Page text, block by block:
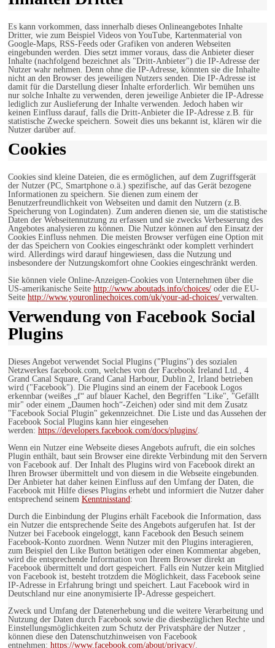
Es kann vorkommen, dass innerhalb dieses Onlineangebotes Inhalte
Dritter, wie zum Beispiel Videos von YouTube, Kartenmaterial von
Google-Maps, RSS-Feeds oder Grafiken von anderen Webseiten
eingebunden werden. Dies setzt immer voraus, dass die Anbieter dieser
Inhalte (nachfolgend bezeichnet als "Dritt-Anbieter") die IP-Adresse der
Nutzer wahr nehmen. Denn ohne die IP-Adresse, könnten sie die Inhalte
nicht an den Browser des jeweiligen Nutzers senden. Die IP-Adresse ist
damit für die Darstellung dieser Inhalte erforderlich. Wir bemühen uns
nur solche Inhalte zu verwenden, deren jeweilige Anbieter die IP-Adresse
lediglich zur Auslieferung der Inhalte verwenden. Jedoch haben wir
keinen Einfluss darauf, falls die Dritt-Anbieter die IP-Adresse z.B. für
statistische Zwecke speichern. Soweit dies uns bekannt ist, klären wir die
Nutzer darüber auf.
Cookies
Cookies sind kleine Dateien, die es ermöglichen, auf dem Zugriffsgerät
der Nutzer (PC, Smartphone o.ä.) spezifische, auf das Gerät bezogene
Informationen zu speichern. Sie dienen zum einem der
Benutzerfreundlichkeit von Webseiten und damit den Nutzern (z.B.
Speicherung von Logindaten). Zum anderen dienen sie, um die statistische
Daten der Webseitennutzung zu erfassen und sie zwecks Verbesserung des
Angebotes analysieren zu können. Die Nutzer können auf den Einsatz der
Cookies Einfluss nehmen. Die meisten Browser verfügen eine Option mit
der das Speichern von Cookies eingeschränkt oder komplett verhindert
wird. Allerdings wird darauf hingewiesen, dass die Nutzung und
insbesondere der Nutzungskomfort ohne Cookies eingeschränkt werden.
Sie können viele Online-Anzeigen-Cookies von Unternehmen über die
US-amerikanische Seite http://www.aboutads.info/choices/ oder die EU-
Seite http://www.youronlinechoices.com/uk/your-ad-choices/ verwalten.
Verwendung von Facebook Social
Plugins
Dieses Angebot verwendet Social Plugins ("Plugins") des sozialen
Netzwerkes facebook.com, welches von der Facebook Ireland Ltd., 4
Grand Canal Square, Grand Canal Harbour, Dublin 2, Irland betrieben
wird ("Facebook"). Die Plugins sind an einem der Facebook Logos
erkennbar (weißes „f“ auf blauer Kachel, den Begriffen "Like", "Gefällt
mir" oder einem „Daumen hoch“-Zeichen) oder sind mit dem Zusatz
"Facebook Social Plugin" gekennzeichnet. Die Liste und das Aussehen der
Facebook Social Plugins kann hier eingesehen
werden: https://developers.facebook.com/docs/plugins/.
Wenn ein Nutzer eine Webseite dieses Angebots aufruft, die ein solches
Plugin enthält, baut sein Browser eine direkte Verbindung mit den Servern
von Facebook auf. Der Inhalt des Plugins wird von Facebook direkt an
Ihren Browser übermittelt und von diesem in die Webseite eingebunden.
Der Anbieter hat daher keinen Einfluss auf den Umfang der Daten, die
Facebook mit Hilfe dieses Plugins erhebt und informiert die Nutzer daher
entsprechend seinem Kenntnisstand:
Durch die Einbindung der Plugins erhält Facebook die Information, dass
ein Nutzer die entsprechende Seite des Angebots aufgerufen hat. Ist der
Nutzer bei Facebook eingeloggt, kann Facebook den Besuch seinem
Facebook-Konto zuordnen. Wenn Nutzer mit den Plugins interagieren,
zum Beispiel den Like Button betätigen oder einen Kommentar abgeben,
wird die entsprechende Information von Ihrem Browser direkt an
Facebook übermittelt und dort gespeichert. Falls ein Nutzer kein Mitglied
von Facebook ist, besteht trotzdem die Möglichkeit, dass Facebook seine
IP-Adresse in Erfahrung bringt und speichert. Laut Facebook wird in
Deutschland nur eine anonymisierte IP-Adresse gespeichert.
Zweck und Umfang der Datenerhebung und die weitere Verarbeitung und
Nutzung der Daten durch Facebook sowie die diesbezüglichen Rechte und
Einstellungsmöglichkeiten zum Schutz der Privatsphäre der Nutzer ,
können diese den Datenschutzhinweisen von Facebook
entnehmen: https://www.facebook.com/about/privacy/.